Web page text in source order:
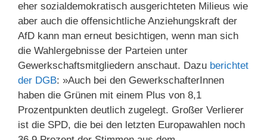
eher sozialdemokratisch ausgerichteten Milieus wie
aber auch die offensichtliche Anziehungskraft der
AfD kann man erneut besichtigen, wenn man sich
die Wahlergebnisse der Parteien unter
Gewerkschaftsmitgliedern anschaut. Dazu berichtet
der DGB: »Auch bei den GewerkschafterInnen
haben die Grünen mit einem Plus von 8,1
Prozentpunkten deutlich zugelegt. Großer Verlierer
ist die SPD, die bei den letzten Europawahlen noch